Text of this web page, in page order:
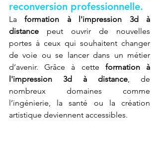
reconversion professionnelle.
La formation à l'impression 3d à
distance peut ouvrir de nouvelles
portes à ceux qui souhaitent changer
de voie ou se lancer dans un métier
d’avenir. Grâce à cette formation à
l'impression 3d à distance, de
nombreux domaines comme
l’ingénierie, la santé ou la création
artistique deviennent accessibles.